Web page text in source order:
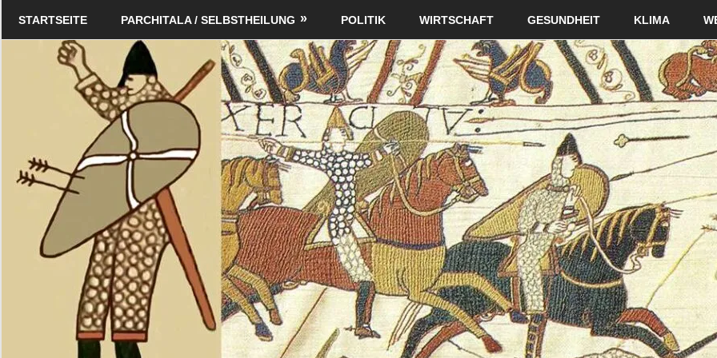
Schildverlag
STARTSEITE PARCHITALA / SELBSTHEILUNG POLITIK WIRTSCHAFT GESUNDHEIT KLIMA